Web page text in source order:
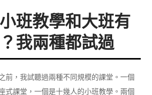
班教學和大班有
我兩種都試過
前，我試聽過兩種不同規模的課堂。一個
式課堂，一個是十幾人的小班教學。兩個